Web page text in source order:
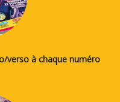
verso à chaque numéro